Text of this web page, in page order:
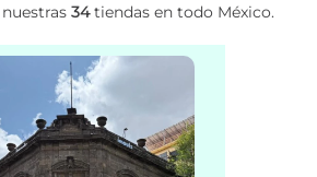
34tiendas en todo México.